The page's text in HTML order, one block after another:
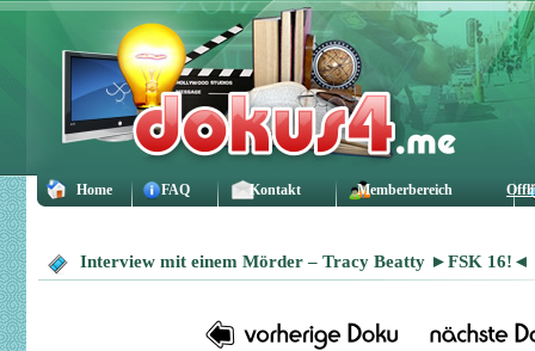
Home FAQ Kontakt Memberbereich
Interview mit einem Mörder – Tracy Beatty ►FSK 16!◄